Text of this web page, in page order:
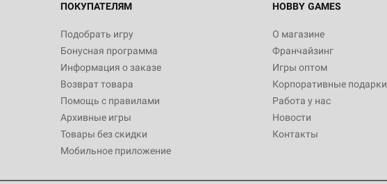
ПОКУПАТЕЛЯМ
Подобрать игру
Бонусная программа
Информация о заказе
Возврат товара
Помощь с правилами
Архивные игры
Товары без скидки
Мобильное приложение
HOBBY GAMES
О магазине
Франчайзинг
Игры оптом
Корпоративные подарки
Работа у нас
Новости
Контакты